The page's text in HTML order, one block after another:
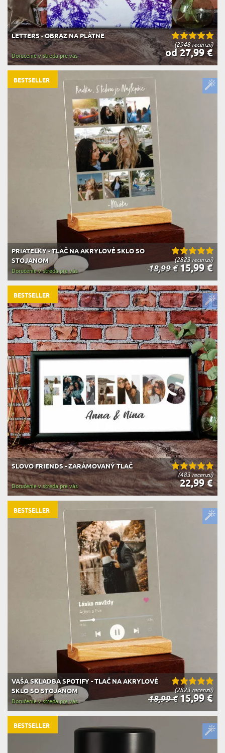
(2948 recenzií)
LETTERS - OBRAZ NA PLÁTNE
od 27,99 €
Doručenie v streda pre vás
(2823 recenzií)
PRIATELKY - TLAČ NA AKRYLOVÉ SKLO SO
STOJANOM
18,99 €15,99 €
Doručenie v streda pre vás
BESTSELLER
(483 recenzií)
SLOVO FRIENDS - ZARÁMOVANÝ TLAČ
22,99 €
Doručenie v streda pre vás
BESTSELLER
(2823 recenzií)
VAŠA SKLADBA SPOTIFY - TLAČ NA AKRYLOVÉ
SKLO SO STOJANOM
18,99 €15,99 €
Doručenie v streda pre vás
BESTSELLER
BESTSELLER